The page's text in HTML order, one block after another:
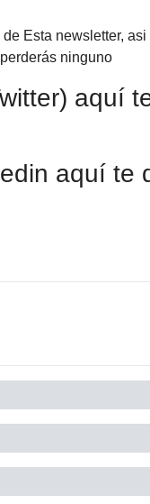
Esta newsletter,
ninguno
aquí te